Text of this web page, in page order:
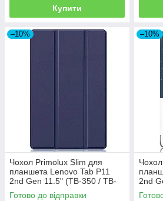
Купити
–10%
Чохол Primolux Slim для
планшета Lenovo Tab P11
2nd Gen 11.5" (TB-350 / TB-
355) - Dark Blue
Готово до відправки
–10%
2nd
355) -